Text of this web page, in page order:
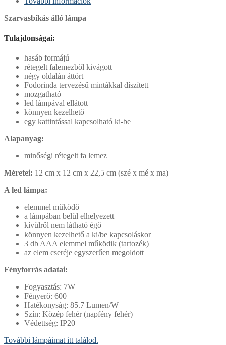
Szarvasbikás álló lámpa
Tulajdonságai:
hasáb formájú
rétegelt falemezből kivágott
négy oldalán áttört
Fodorinda tervezésű mintákkal díszített
mozgatható
led lámpával ellátott
könnyen kezelhető
egy kattintással kapcsolható ki-be
Alapanyag:
minőségi rétegelt fa lemez
Méretei: 12 cm x 12 cm x 22,5 cm (szé x mé x ma)
A led lámpa:
elemmel működő
a lámpában belül elhelyezett
kívülről nem látható égő
könnyen kezelhető a ki/be kapcsoláskor
3 db AAA elemmel működik (tartozék)
az elem cseréje egyszerűen megoldott
Fényforrás adatai:
Fogyasztás: 7W
Fényerő: 600
Hatékonyság: 85.7 Lumen/W
Szín: Közép fehér (napfény fehér)
Védettség: IP20
További lámpáimat itt találod.